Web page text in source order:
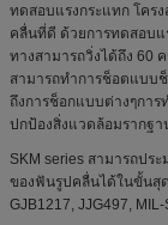
ทดสอบแรงกระแทก โคร
คลื่นที่ดี ด้วยการทดสอบแ
ทางสามารถวิ่งได้ถึง 60
สามารถทำการช็อตแบบ
ถึงการช็อกแบบต่างๆกา
ปกป้องสิ่งแวดล้อมรากฐา
SKM series สามารถปร
ของฟันรูปคลื่นได้ในขั้นสุด
GJB1217, JJG497,